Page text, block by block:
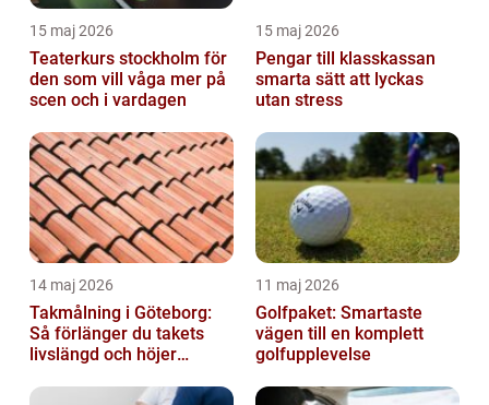
15 maj 2026
Teaterkurs stockholm för
den som vill våga mer på
scen och i vardagen
15 maj 2026
Pengar till klasskassan
smarta sätt att lyckas
utan stress
14 maj 2026
Takmålning i Göteborg:
Så förlänger du takets
livslängd och höjer
11 maj 2026
Golfpaket: Smartaste
vägen till en komplett
golfupplevelse